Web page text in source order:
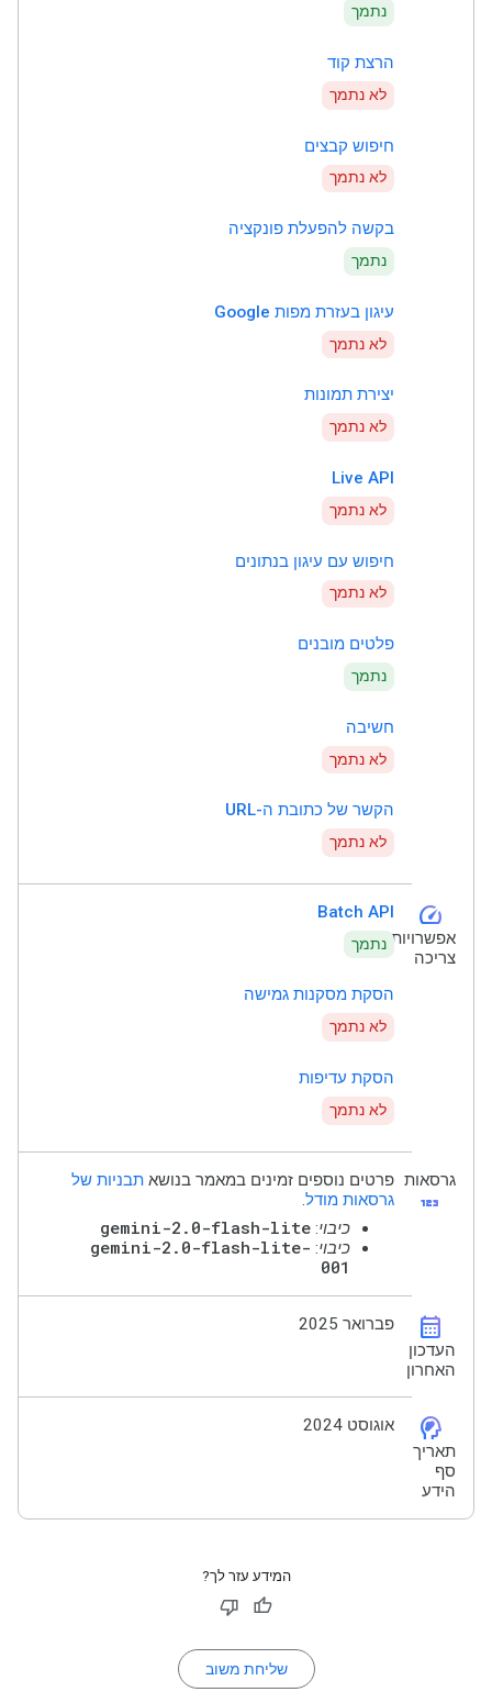
נתמך
הרצת קוד
לא נתמך
חיפוש קבצים
לא נתמך
בקשה להפעלת פונקציה
נתמך
עיגון בעזרת מפות Google
לא נתמך
יצירת תמונות
לא נתמך
Live API
לא נתמך
חיפוש עם עיגון בנתונים
לא נתמך
פלטים מובנים
נתמך
חשיבה
לא נתמך
הקשר של כתובת ה-URL
לא נתמך
speed
אפשרויות
צריכה
Batch API
נתמך
הסקת מסקנות גמישה
לא נתמך
הסקת עדיפות
לא נתמך
גרסאות
123
פרטים נוספים זמינים במאמר בנושא תבניות של
גרסאות מודל.
כיבוי:
gemini-2.0-flash-lite
כיבוי:
gemini-2.0-flash-lite-
001
calendar_month
העדכון
האחרון
פברואר 2025
cognition_2
תאריך
סף
הידע
אוגוסט 2024
המידע עזר לך?
שליחת משוב